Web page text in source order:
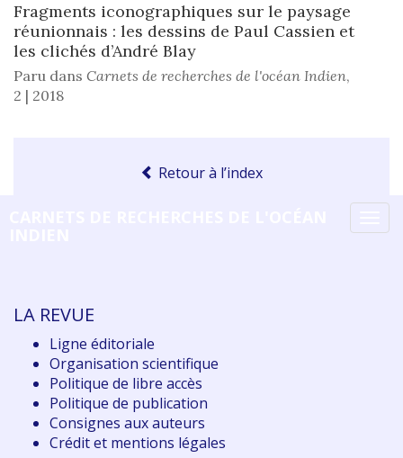
Fragments iconographiques sur le paysage
réunionnais : les dessins de Paul Cassien et
les clichés d’André Blay
Paru dans Carnets de recherches de l'océan Indien,
2 | 2018
Retour à l’index
LA REVUE
Ligne éditoriale
Organisation scientifique
Politique de libre accès
Politique de publication
Consignes aux auteurs
Crédit et mentions légales